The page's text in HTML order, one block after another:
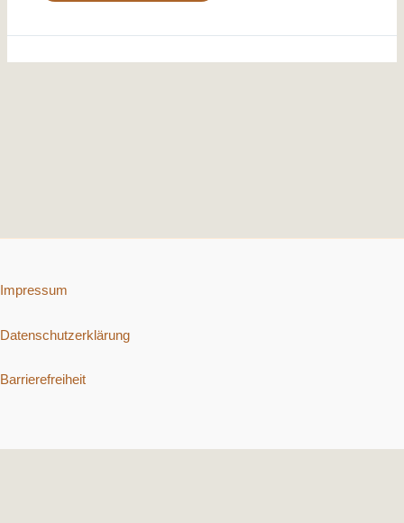
Impressum
Datenschutzerklärung
Barrierefreiheit